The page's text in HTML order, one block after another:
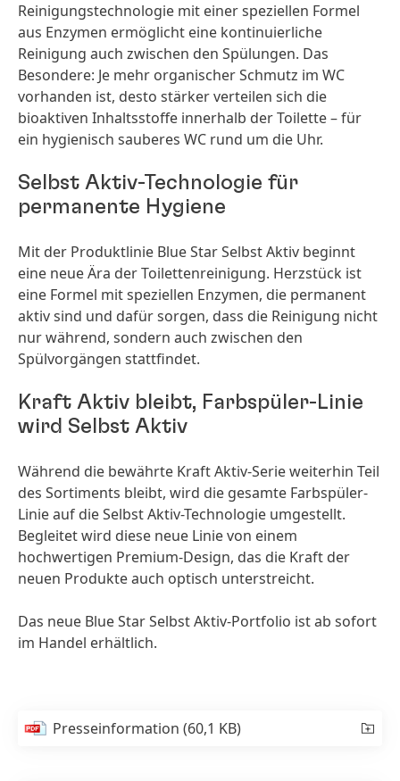
Reinigungstechnologie mit einer speziellen Formel
aus Enzymen ermöglicht eine kontinuierliche
Reinigung auch zwischen den Spülungen. Das
Besondere: Je mehr organischer Schmutz im WC
vorhanden ist, desto stärker verteilen sich die
bioaktiven Inhaltsstoffe innerhalb der Toilette – für
ein hygienisch sauberes WC rund um die Uhr.
Selbst Aktiv-Technologie für
permanente Hygiene
Mit der Produktlinie Blue Star Selbst Aktiv beginnt
eine neue Ära der Toilettenreinigung. Herzstück ist
eine Formel mit speziellen Enzymen, die permanent
aktiv sind und dafür sorgen, dass die Reinigung nicht
nur während, sondern auch zwischen den
Spülvorgängen stattfindet.
Kraft Aktiv bleibt, Farbspüler-Linie
wird Selbst Aktiv
Während die bewährte Kraft Aktiv-Serie weiterhin Teil
des Sortiments bleibt, wird die gesamte Farbspüler-
Linie auf die Selbst Aktiv-Technologie umgestellt.
Begleitet wird diese neue Linie von einem
hochwertigen Premium-Design, das die Kraft der
neuen Produkte auch optisch unterstreicht.
Das neue Blue Star Selbst Aktiv-Portfolio ist ab sofort
im Handel erhältlich.
Presseinformation(60,1 KB)